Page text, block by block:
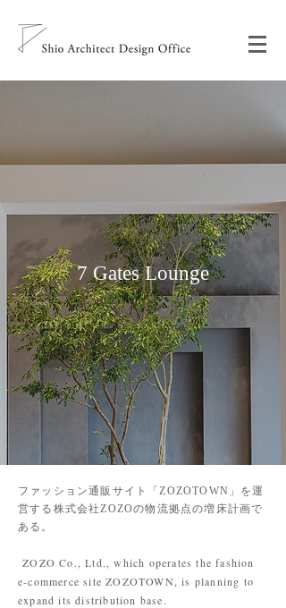
7 Gates Lounge
ファッション通販サイト「ZOZOTOWN」を運
営する株式会社ZOZOの物流拠点の増床計画で
ある。
ZOZO Co., Ltd., which operates the fashion
e-commerce site ZOZOTOWN, is planning to
expand its distribution base.